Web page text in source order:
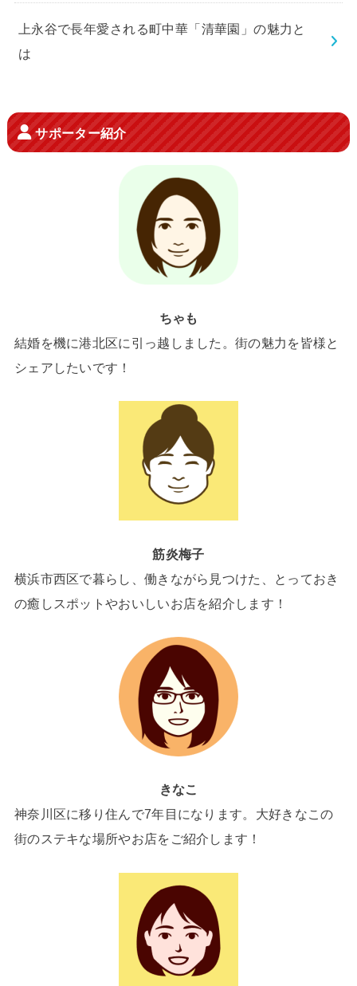
上永谷で長年愛される町中華「清華園」の魅力と
は
サポーター紹介
ちゃも
結婚を機に港北区に引っ越しました。街の魅力を皆様と
シェアしたいです！
筋炎梅子
横浜市西区で暮らし、働きながら見つけた、とっておき
の癒しスポットやおいしいお店を紹介します！
きなこ
神奈川区に移り住んで7年目になります。大好きなこの
街のステキな場所やお店をご紹介します！